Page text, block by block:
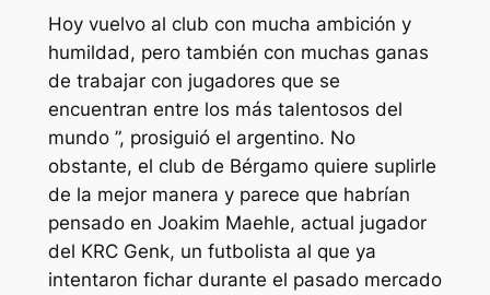
Hoy vuelvo al club con mucha ambición y
humildad, pero también con muchas ganas
de trabajar con jugadores que se
encuentran entre los más talentosos del
mundo ”, prosiguió el argentino. No
obstante, el club de Bérgamo quiere suplirle
de la mejor manera y parece que habrían
pensado en Joakim Maehle, actual jugador
del KRC Genk, un futbolista al que ya
intentaron fichar durante el pasado mercado